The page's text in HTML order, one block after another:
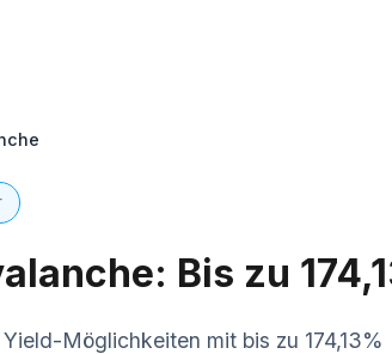
Bis zu
Möglichkeiten mit bis zu